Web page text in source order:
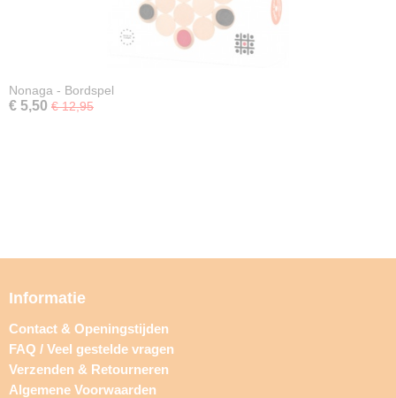
Nonaga - Bordspel
€ 5,50 € 12,95
Informatie
Contact & Openingstijden
FAQ / Veel gestelde vragen
Verzenden & Retourneren
Algemene Voorwaarden